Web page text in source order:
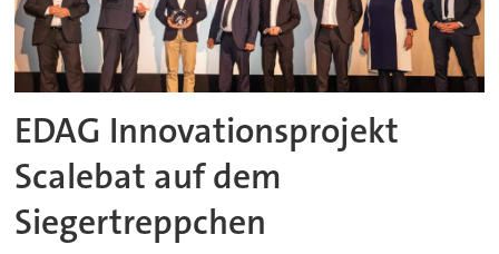
EDAG Innovationsprojekt
Scalebat auf dem
Siegertreppchen